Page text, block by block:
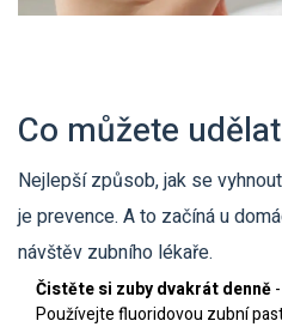
Co můžete
Nejlepší způsob, jak se
je prevence. A to začíná u
návštěv zubního lékaře.
Čistěte si zuby dvakrát denně
Používejte fluoridovou zubní